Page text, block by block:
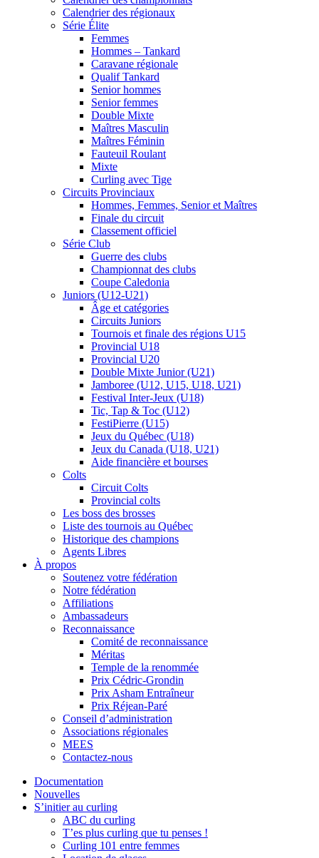
Calendrier des régionaux
Série Élite
Femmes
Hommes – Tankard
Caravane régionale
Qualif Tankard
Senior hommes
Senior femmes
Double Mixte
Maîtres Masculin
Maîtres Féminin
Fauteuil Roulant
Mixte
Curling avec Tige
Circuits Provinciaux
Hommes, Femmes, Senior et Maîtres
Finale du circuit
Classement officiel
Série Club
Guerre des clubs
Championnat des clubs
Coupe Caledonia
Juniors (U12-U21)
Âge et catégories
Circuits Juniors
Tournois et finale des régions U15
Provincial U18
Provincial U20
Double Mixte Junior (U21)
Jamboree (U12, U15, U18, U21)
Festival Inter-Jeux (U18)
Tic, Tap & Toc (U12)
FestiPierre (U15)
Jeux du Québec (U18)
Jeux du Canada (U18, U21)
Aide financière et bourses
Colts
Circuit Colts
Provincial colts
Les boss des brosses
Liste des tournois au Québec
Historique des champions
Agents Libres
À propos
Soutenez votre fédération
Notre fédération
Affiliations
Ambassadeurs
Reconnaissance
Comité de reconnaissance
Méritas
Temple de la renommée
Prix Cédric-Grondin
Prix Asham Entraîneur
Prix Réjean-Paré
Conseil d’administration
Associations régionales
MEES
Contactez-nous
Documentation
Nouvelles
S’initier au curling
ABC du curling
T’es plus curling que tu penses !
Curling 101 entre femmes